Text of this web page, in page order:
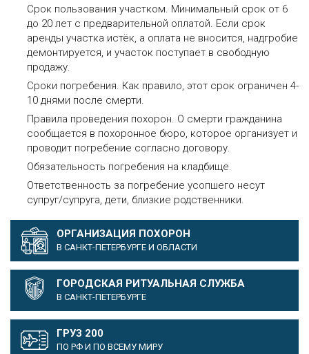
Срок пользования участком. Минимальный срок от 6
до 20 лет с предварительной оплатой. Если срок
аренды участка истёк, а оплата не вносится, надгробие
демонтируется, и участок поступает в свободную
продажу.
Сроки погребения. Как правило, этот срок ограничен 4-
10 днями после смерти.
Правила проведения похорон. О смерти гражданина
сообщается в похоронное бюро, которое организует и
проводит погребение согласно договору.
Обязательность погребения на кладбище.
Ответственность за погребение усопшего несут
супруг/супруга, дети, близкие родственники.
ОРГАНИЗАЦИЯ ПОХОРОН
В САНКТ-ПЕТЕРБУРГЕ И ОБЛАСТИ
ГОРОДСКАЯ РИТУАЛЬНАЯ СЛУЖБА
В САНКТ-ПЕТЕРБУРГЕ
ГРУЗ 200
ПО РФ И ПО ВСЕМУ МИРУ